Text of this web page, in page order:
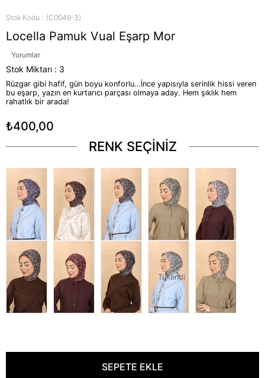
Stok Kodu (C0049-3)
Locella Pamuk Vual Eşarp Mor
Yorumlar
Stok Miktarı : 3
Rüzgar gibi hafif, gün boyu konforlu…İnce yapısıyla serinlik hissi veren
bu eşarp, yazın en kurtarıcı parçası olmaya aday. Hem şıklık hem
rahatlık bir arada!
₺400,00
RENK SEÇİNİZ
Tükendi